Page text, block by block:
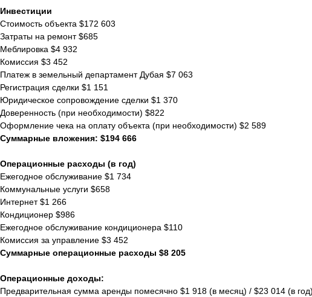
Инвестиции
Стоимость объекта $172 603
Затраты на ремонт $685
Меблировка $4 932
Комиссия $3 452
Платеж в земельный департамент Дубая $7 063
Регистрация сделки $1 151
Юридическое сопровождение сделки $1 370
Доверенность (при необходимости) $822
Оформление чека на оплату объекта (при необходимости) $2 589
Суммарные вложения: $194 666
Операционные расходы (в год)
Ежегодное обслуживание $1 734
Коммунальные услуги $658
Интернет $1 266
Кондиционер $986
Ежегодное обслуживание кондиционера $110
Комиссия за управление $3 452
Суммарные операционные расходы $8 205
Операционные доходы:
Предварительная сумма аренды помесячно $1 918 (в месяц) / $23 014 (в год)